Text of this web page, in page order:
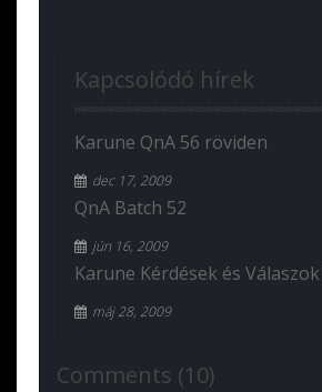
Kapcsolódó hírek
Karune QnA 56 röviden
dec 17, 2009
QnA Batch 52
jún 16, 2009
Karune Kérdések és Válaszok
máj 28, 2009
Comments (10)